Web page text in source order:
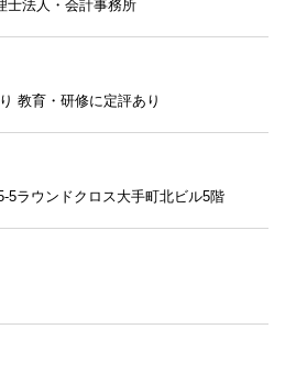
士法人・会計事務所
教育・研修に定評あり
5ラウンドクロス大手町北ビル5階